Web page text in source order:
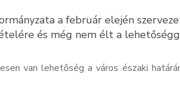
a február elején
és még nem élt a
van lehetőség a város északi